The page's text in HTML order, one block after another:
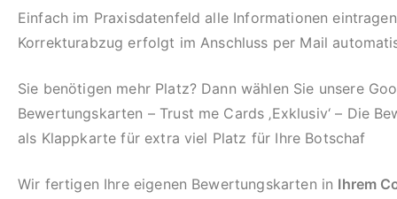
Einfach im Praxisdatenfeld alle Informationen
Korrekturabzug erfolgt im Anschluss per Mail
Sie benötigen mehr Platz? Dann wählen Sie unsere
Bewertungskarten – Trust me Cards ‚Exklusiv‘ – Die
als Klappkarte für extra viel Platz für Ihre Botschaf
Wir fertigen Ihre eigenen Bewertungskarten in Ihrem